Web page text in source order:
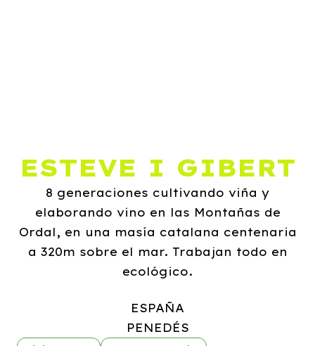
ESTEVE I GIBERT
8 generaciones cultivando viña y
elaborando vino en las Montañas de
Ordal, en una masía catalana centenaria
a 320m sobre el mar. Trabajan todo en
ecológico.
ESPAÑA
PENEDÉS